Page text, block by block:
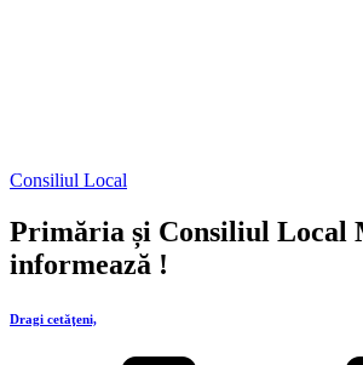
Consiliul Local
Primăria și Consiliul Local
informează !
Dragi cetăţeni,